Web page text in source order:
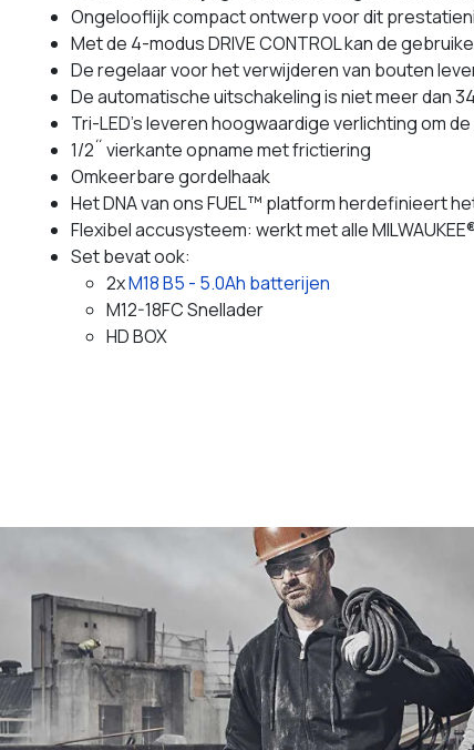
Ongelooflijk compact ontwerp voor dit
Met de 4-modus DRIVE CONTROL kan de
De regelaar voor het verwijderen van bouten
De automatische uitschakeling is niet meer dan
Tri-LED's leveren hoogwaardige verlichting om
1/2˝ vierkante opname met frictiering
Omkeerbare gordelhaak
Het DNA van ons FUEL™ platform herdefinieert
Flexibel accusysteem: werkt met alle
Set bevat ook:
2xM18 B5 - 5.0Ah batterijen
M12-18FC Snellader
HD BOX